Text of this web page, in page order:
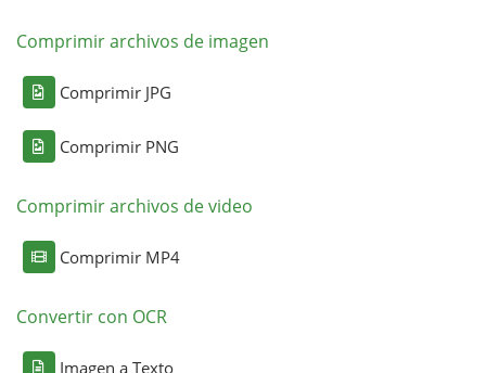
Comprimir archivos de imagen
Comprimir JPG
Comprimir PNG
Comprimir archivos de video
Comprimir MP4
Convertir con OCR
Imagen a Texto